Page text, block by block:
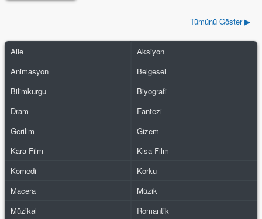
Tümünü Göster ▶
Aile
Aksiyon
Animasyon
Belgesel
Bilimkurgu
Biyografi
Dram
Fantezi
Gerilim
Gizem
Kara Film
Kısa Film
Komedi
Korku
Macera
Müzik
Müzikal
Romantik